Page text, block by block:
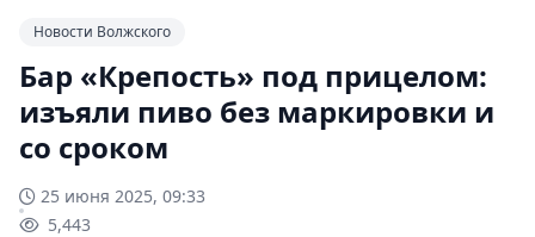
Новости Волжского
Бар «Крепость» под прицелом:
изъяли пиво без маркировки и
со сроком
25 июня 2025, 09:33
5,443